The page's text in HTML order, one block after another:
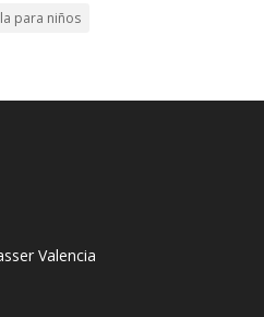
para niños
Valencia